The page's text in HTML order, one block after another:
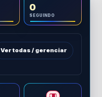
0
SEGUINDO
Ver todas / gerenciar